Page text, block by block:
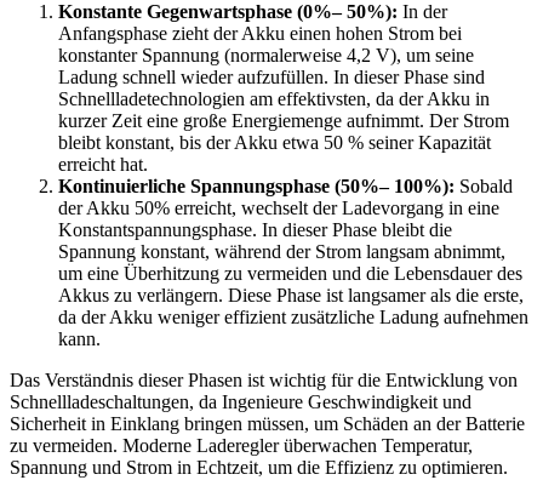
Konstante Gegenwartsphase (0%– 50%): In der
Anfangsphase zieht der Akku einen hohen Strom bei
konstanter Spannung (normalerweise 4,2 V), um seine
Ladung schnell wieder aufzufüllen. In dieser Phase sind
Schnellladetechnologien am effektivsten, da der Akku in
kurzer Zeit eine große Energiemenge aufnimmt. Der Strom
bleibt konstant, bis der Akku etwa 50 % seiner Kapazität
erreicht hat.
Kontinuierliche Spannungsphase (50%– 100%): Sobald
der Akku 50% erreicht, wechselt der Ladevorgang in eine
Konstantspannungsphase. In dieser Phase bleibt die
Spannung konstant, während der Strom langsam abnimmt,
um eine Überhitzung zu vermeiden und die Lebensdauer des
Akkus zu verlängern. Diese Phase ist langsamer als die erste,
da der Akku weniger effizient zusätzliche Ladung aufnehmen
kann.
Das Verständnis dieser Phasen ist wichtig für die Entwicklung von
Schnellladeschaltungen, da Ingenieure Geschwindigkeit und
Sicherheit in Einklang bringen müssen, um Schäden an der Batterie
zu vermeiden. Moderne Laderegler überwachen Temperatur,
Spannung und Strom in Echtzeit, um die Effizienz zu optimieren.